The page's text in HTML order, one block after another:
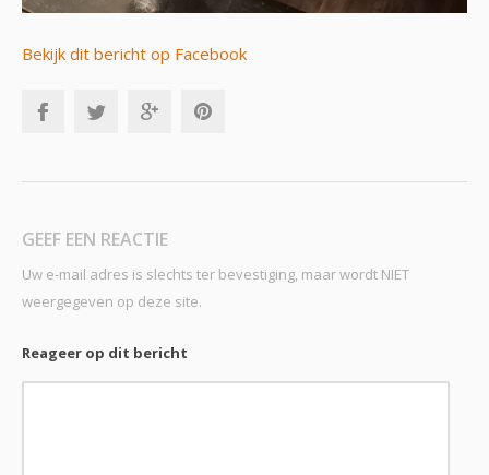
Bekijk dit bericht op Facebook
GEEF EEN REACTIE
Uw e-mail adres is slechts ter bevestiging, maar wordt NIET
weergegeven op deze site.
Reageer op dit bericht